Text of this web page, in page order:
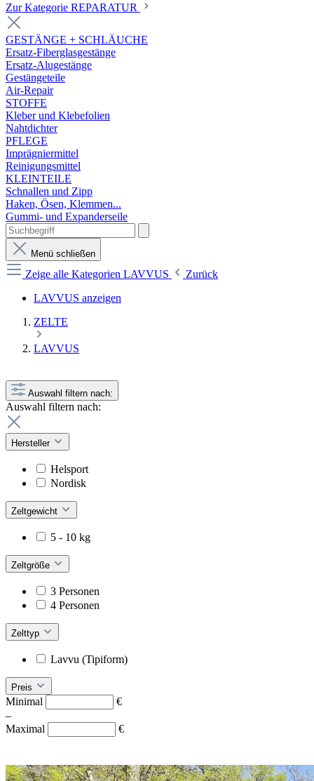
Zur Kategorie REPARATUR
GESTÄNGE + SCHLÄUCHE
Ersatz-Fiberglasgestänge
Ersatz-Alugestänge
Gestängeteile
Air-Repair
STOFFE
Kleber und Klebefolien
Nahtdichter
PFLEGE
Imprägniermittel
Reinigungsmittel
KLEINTEILE
Schnallen und Zipp
Haken, Ösen, Klemmen...
Gummi- und Expanderseile
Menü schließen
Zeige alle Kategorien LAVVUS
Zurück
LAVVUS anzeigen
ZELTE
LAVVUS
Auswahl filtern nach:
Auswahl filtern nach:
Hersteller
Helsport
Nordisk
Zeltgewicht
5 - 10 kg
Zeltgröße
3 Personen
4 Personen
Zelttyp
Lavvu (Tipiform)
Preis
Minimal
€
–
Maximal
€